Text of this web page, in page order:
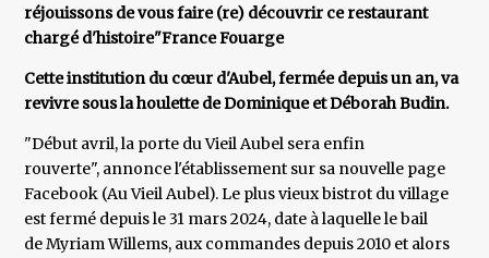
réjouissons de vous faire (re) découvrir ce restaurant
chargé d'histoire"France Fouarge
Cette institution du cœur d'Aubel, fermée depuis un an, va
revivre sous la houlette de Dominique et Déborah Budin.
"Début avril, la porte du Vieil Aubel sera enfin
rouverte", annonce l'établissement sur sa nouvelle page
Facebook (Au Vieil Aubel). Le plus vieux bistrot du village
est fermé depuis le 31 mars 2024, date à laquelle le bail
de Myriam Willems, aux commandes depuis 2010 et alors